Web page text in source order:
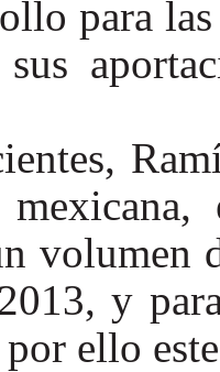
para
sus
volumen
y
ello